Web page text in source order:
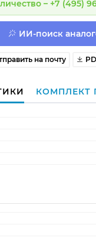
– +7 (495)
ИИ-поиск
на почту
КОМПЛЕКТ